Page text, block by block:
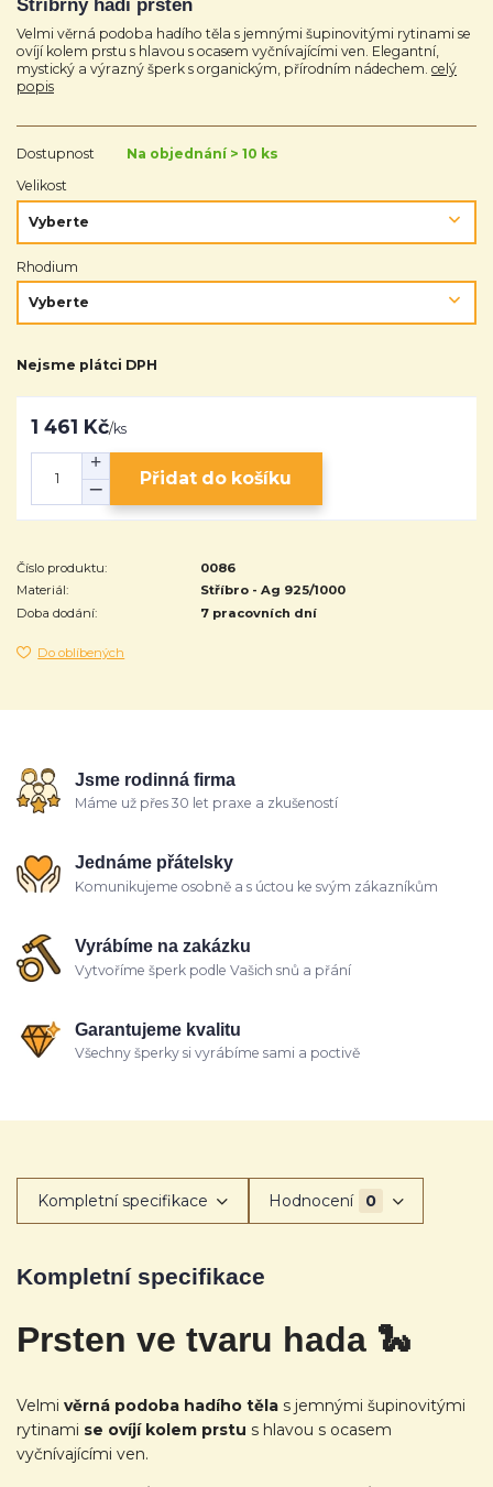
Stříbrný hadí prsten
Velmi věrná podoba hadího těla s jemnými šupinovitými rytinami se
ovíjí kolem prstu s hlavou s ocasem vyčnívajícími ven. Elegantní,
mystický a výrazný šperk s organickým, přírodním nádechem. celý
popis
Dostupnost
Na objednání > 10 ks
Velikost
Rhodium
Nejsme plátci DPH
1 461 Kč/ks
Přidat do košíku
Číslo produktu:
0086
Materiál:
Stříbro - Ag 925/1000
Doba dodání:
7 pracovních dní
Do oblíbených
Jsme rodinná firma
Máme už přes 30 let praxe a zkušeností
Jednáme přátelsky
Komunikujeme osobně a s úctou ke svým zákazníkům
Vyrábíme na zakázku
Vytvoříme šperk podle Vašich snů a přání
Garantujeme kvalitu
Všechny šperky si vyrábíme sami a poctivě
Kompletní specifikace Hodnocení 0
Kompletní specifikace
Prsten ve tvaru hada 🐍
Velmi věrná podoba hadího těla s jemnými šupinovitými
rytinami se ovíjí kolem prstu s hlavou s ocasem
vyčnívajícími ven.